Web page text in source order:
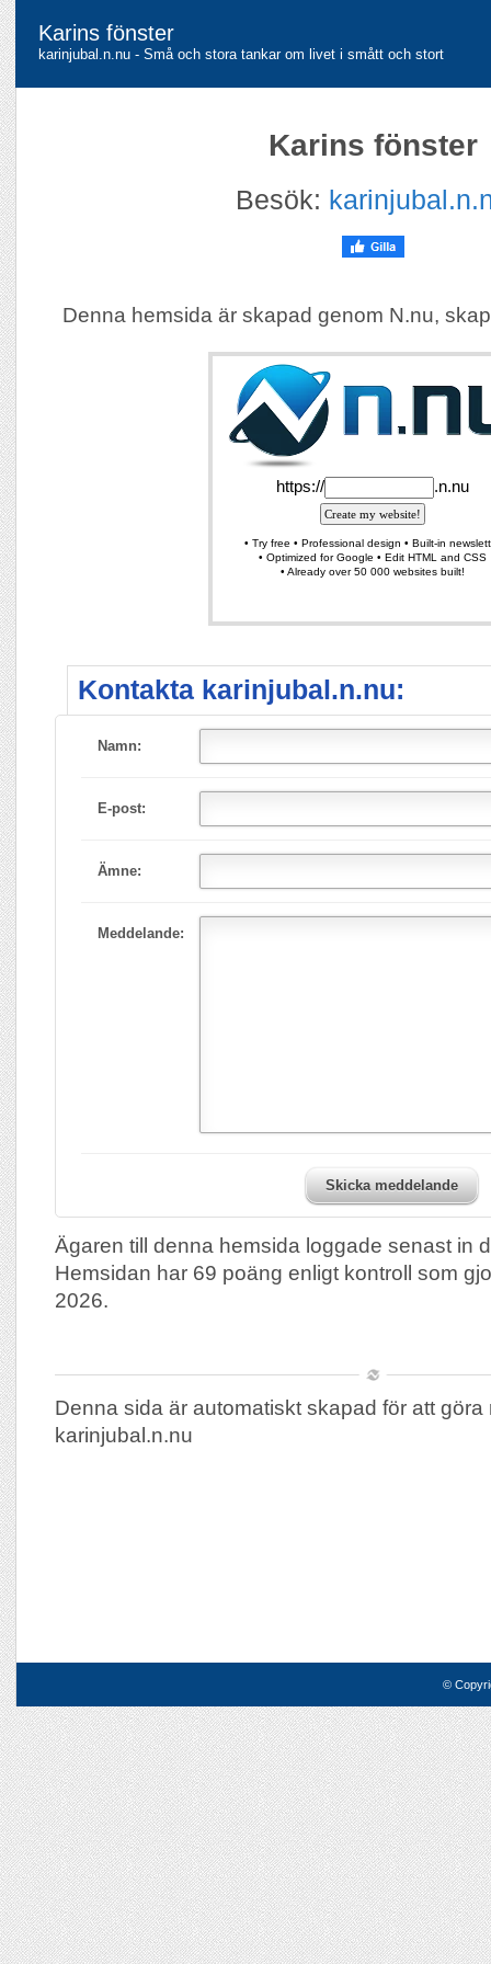
Karins fönster
karinjubal.n.nu - Små och stora tankar om livet i smått och stort
Karins fönster
Besök:
Denna hemsida är skapad genom N.nu,
Kontakta karinjubal.n.nu:
Namn:
E-post:
Ämne:
Meddelande:
Skicka meddelande
Ägaren till denna hemsida loggade senast in
Hemsidan har 69 poäng enligt kontroll som
2026.
Denna sida är automatiskt skapad för att göra
karinjubal.n.nu
©